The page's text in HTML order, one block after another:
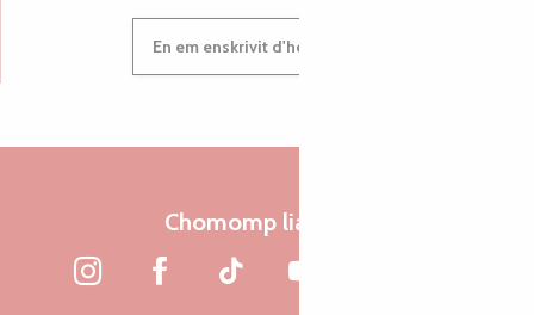
En em enskrivit d'hor c'heleier
Chomomp liammet